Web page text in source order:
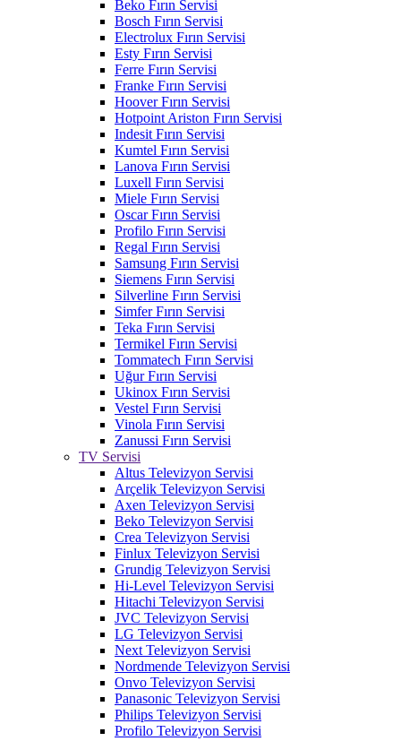
Beko Fırın Servisi
Bosch Fırın Servisi
Electrolux Fırın Servisi
Esty Fırın Servisi
Ferre Fırın Servisi
Franke Fırın Servisi
Hoover Fırın Servisi
Hotpoint Ariston Fırın Servisi
Indesit Fırın Servisi
Kumtel Fırın Servisi
Lanova Fırın Servisi
Luxell Fırın Servisi
Miele Fırın Servisi
Oscar Fırın Servisi
Profilo Fırın Servisi
Regal Fırın Servisi
Samsung Fırın Servisi
Siemens Fırın Servisi
Silverline Fırın Servisi
Simfer Fırın Servisi
Teka Fırın Servisi
Termikel Fırın Servisi
Tommatech Fırın Servisi
Uğur Fırın Servisi
Ukinox Fırın Servisi
Vestel Fırın Servisi
Vinola Fırın Servisi
Zanussi Fırın Servisi
TV Servisi
Altus Televizyon Servisi
Arçelik Televizyon Servisi
Axen Televizyon Servisi
Beko Televizyon Servisi
Crea Televizyon Servisi
Finlux Televizyon Servisi
Grundig Televizyon Servisi
Hi-Level Televizyon Servisi
Hitachi Televizyon Servisi
JVC Televizyon Servisi
LG Televizyon Servisi
Next Televizyon Servisi
Nordmende Televizyon Servisi
Onvo Televizyon Servisi
Panasonic Televizyon Servisi
Philips Televizyon Servisi
Profilo Televizyon Servisi